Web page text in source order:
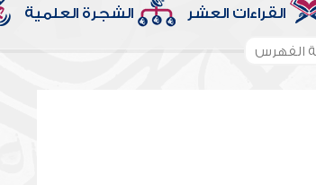
القراءات العشر الشجرة العلمية
الفهرس